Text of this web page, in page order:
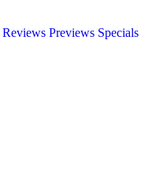
Reviews Previews Specials